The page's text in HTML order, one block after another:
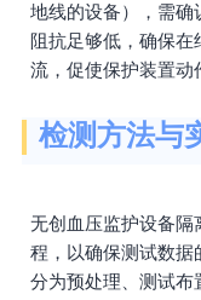
地线的设备），需确
阻抗足够低，确保
流，促使保护装置动
检测方法与
无创血压监护设备隔
程，以确保测试数据
分为预处理、测试布